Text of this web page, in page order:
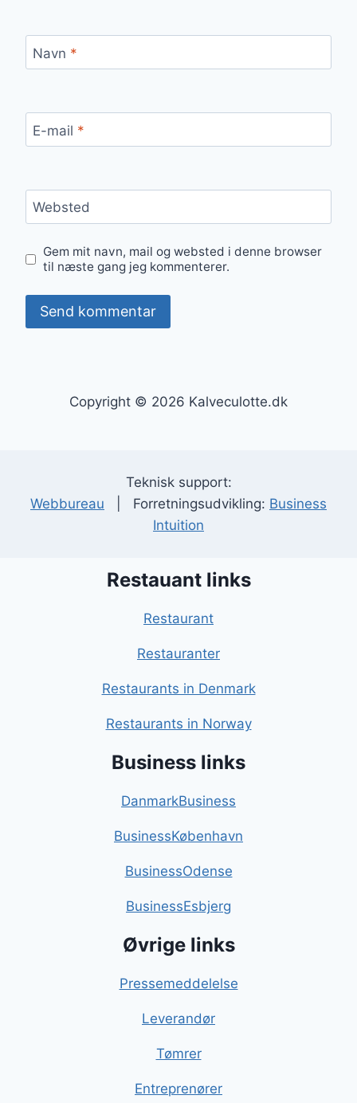
Navn *
E-mail *
Websted
Gem mit navn, mail og websted i denne browser
til næste gang jeg kommenterer.
Copyright © 2026 Kalveculotte.dk
Teknisk support:
Webbureau | Forretningsudvikling: Business
Intuition
Restauant links
Restaurant
Restauranter
Restaurants in Denmark
Restaurants in Norway
Business links
DanmarkBusiness
BusinessKøbenhavn
BusinessOdense
BusinessEsbjerg
Øvrige links
Pressemeddelelse
Leverandør
Tømrer
Entreprenører